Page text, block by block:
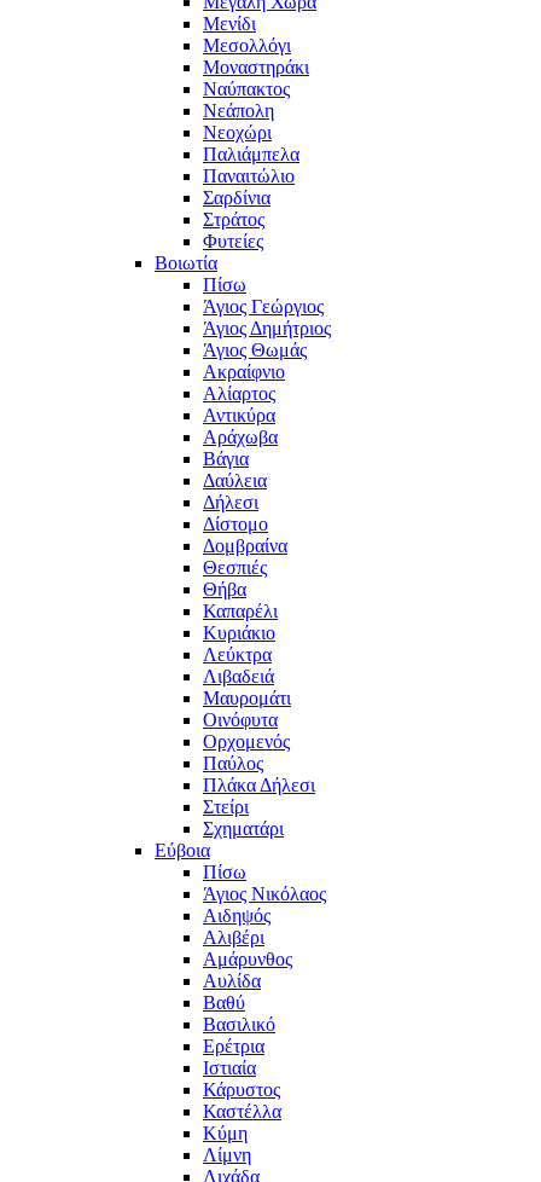
Μενίδι
Μεσολλόγι
Μοναστηράκι
Ναύπακτος
Νεάπολη
Νεοχώρι
Παλιάμπελα
Παναιτώλιο
Σαρδίνια
Στράτος
Φυτείες
Βοιωτία
Πίσω
Άγιος Γεώργιος
Άγιος Δημήτριος
Άγιος Θωμάς
Ακραίφνιο
Αλίαρτος
Αντικύρα
Αράχωβα
Βάγια
Δαύλεια
Δήλεσι
Δίστομο
Δομβραίνα
Θεσπιές
Θήβα
Καπαρέλι
Κυριάκιο
Λεύκτρα
Λιβαδειά
Μαυρομάτι
Οινόφυτα
Ορχομενός
Παύλος
Πλάκα Δήλεσι
Στείρι
Σχηματάρι
Εύβοια
Πίσω
Άγιος Νικόλαος
Αιδηψός
Αλιβέρι
Αμάρυνθος
Αυλίδα
Βαθύ
Βασιλικό
Ερέτρια
Ιστιαία
Κάρυστος
Καστέλλα
Κύμη
Λίμνη
Λιχάδα